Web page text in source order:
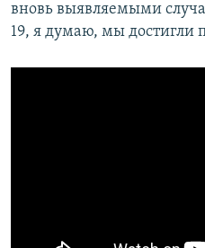
вновь выявляемыми
19, я думаю, мы достигли